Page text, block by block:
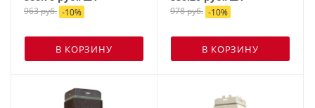
963руб. -10%
В КОРЗИНУ
978руб. -10%
В КОРЗИНУ